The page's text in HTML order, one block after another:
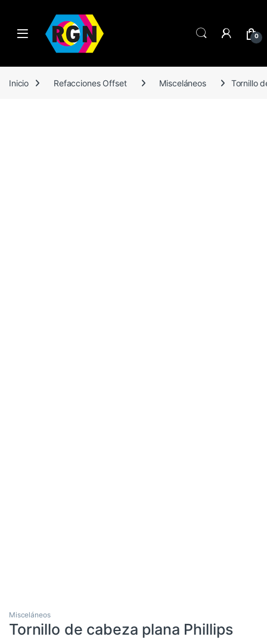
Open 0
Inicio Refacciones Offset Misceláneos Tornillo
Misceláneos
Tornillo de cabeza plana Phillips